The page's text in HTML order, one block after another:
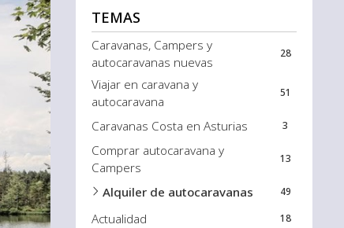
TEMAS
Caravanas, Campers y
autocaravanas nuevas
28
Viajar en caravana y
autocaravana
51
Caravanas Costa en Asturias 3
Comprar autocaravana y
Campers
13
Alquiler de autocaravanas 49
Actualidad 18